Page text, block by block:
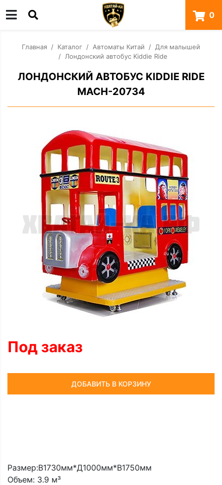
0
Главная Каталог Автоматы Китай
Для малышей
Лондонский автобус Kiddie Ride
ЛОНДОНСКИЙ АВТОБУС KIDDIE RIDE
MACH-20734
Под заказ
ДОБАВИТЬ В КОРЗИНУ
Размер:В1730мм*Д1000мм*В1750мм
Объем: 3.9 м³